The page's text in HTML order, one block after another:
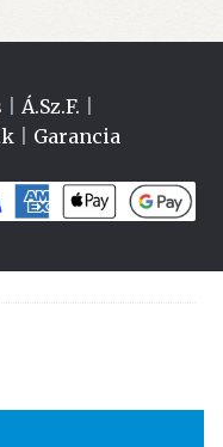
Á.Sz.F.
| Garancia